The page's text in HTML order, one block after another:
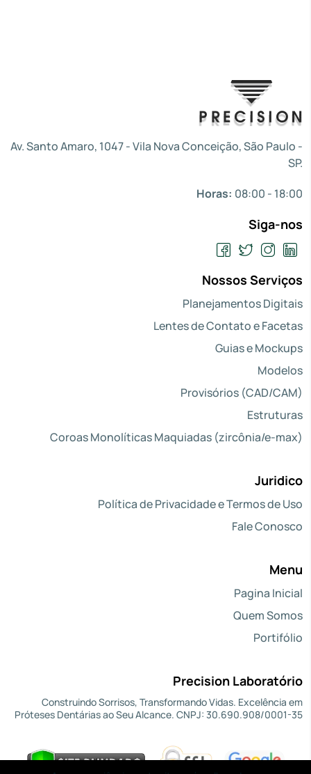
Av. Santo Amaro, 1047 - Vila Nova Conceição, São Paulo -
SP.
Horas: 08:00 - 18:00
Siga-nos
Nossos Serviços
Planejamentos Digitais
Lentes de Contato e Facetas
Guias e Mockups
Modelos
Provisórios (CAD/CAM)
Estruturas
Coroas Monolíticas Maquiadas (zircônia/e-max)
Juridico
Política de Privacidade e Termos de Uso
Fale Conosco
Menu
Pagina Inicial
Quem Somos
Portifólio
Precision Laboratório
Construindo Sorrisos, Transformando Vidas. Excelência em
Próteses Dentárias ao Seu Alcance. CNPJ: 30.690.908/0001-35